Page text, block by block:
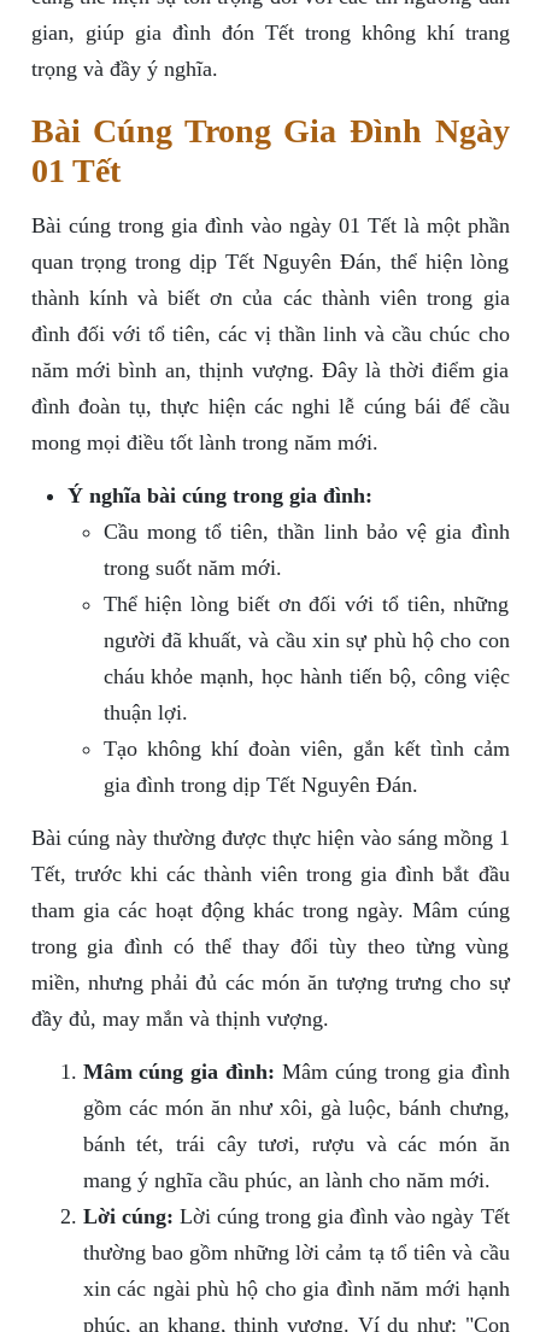
gian, giúp gia đình đón Tết trong không khí trang
trọng và đầy ý nghĩa.
Bài Cúng Trong Gia Đình Ngày
01 Tết
Bài cúng trong gia đình vào ngày 01 Tết là một phần
quan trọng trong dịp Tết Nguyên Đán, thể hiện lòng
thành kính và biết ơn của các thành viên trong gia
đình đối với tổ tiên, các vị thần linh và cầu chúc cho
năm mới bình an, thịnh vượng. Đây là thời điểm gia
đình đoàn tụ, thực hiện các nghi lễ cúng bái để cầu
mong mọi điều tốt lành trong năm mới.
Ý nghĩa bài cúng trong gia đình:
Cầu mong tổ tiên, thần linh bảo vệ gia đình
trong suốt năm mới.
Thể hiện lòng biết ơn đối với tổ tiên, những
người đã khuất, và cầu xin sự phù hộ cho con
cháu khỏe mạnh, học hành tiến bộ, công việc
thuận lợi.
Tạo không khí đoàn viên, gắn kết tình cảm
gia đình trong dịp Tết Nguyên Đán.
Bài cúng này thường được thực hiện vào sáng mồng 1
Tết, trước khi các thành viên trong gia đình bắt đầu
tham gia các hoạt động khác trong ngày. Mâm cúng
trong gia đình có thể thay đổi tùy theo từng vùng
miền, nhưng phải đủ các món ăn tượng trưng cho sự
đầy đủ, may mắn và thịnh vượng.
Mâm cúng gia đình: Mâm cúng trong gia đình
gồm các món ăn như xôi, gà luộc, bánh chưng,
bánh tét, trái cây tươi, rượu và các món ăn
mang ý nghĩa cầu phúc, an lành cho năm mới.
Lời cúng: Lời cúng trong gia đình vào ngày Tết
thường bao gồm những lời cảm tạ tổ tiên và cầu
xin các ngài phù hộ cho gia đình năm mới hạnh
phúc, an khang, thịnh vượng. Ví dụ như: "Con